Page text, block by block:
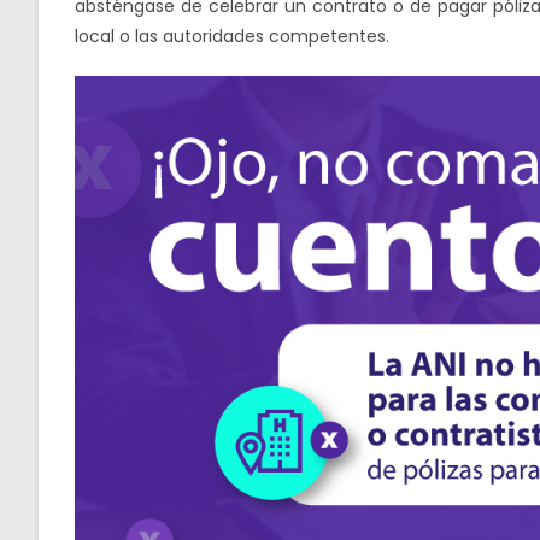
absténgase de celebrar un contrato o de pagar
local o las autoridades competentes.